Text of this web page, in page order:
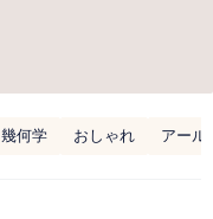
幾何学 おしゃれ アール